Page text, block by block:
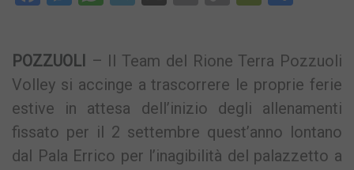
POZZUOLI
– Il Team del Rione Terra Pozzuoli
Volley si accinge a trascorrere le proprie ferie
estive in attesa dell’inizio degli allenamenti
fissato per il 2 settembre quest’anno lontano
dal Pala Errico per l’inagibilità del palazzetto a